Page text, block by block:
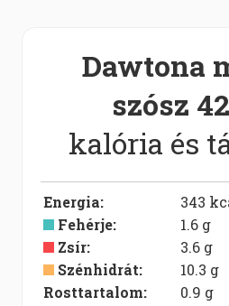
Dawtona
szósz
kalória és
Energia: 343
Fehérje: 1.6 g
Zsír: 3.6 g
Szénhidrát: 10.3 g
Rosttartalom:
0.9 g